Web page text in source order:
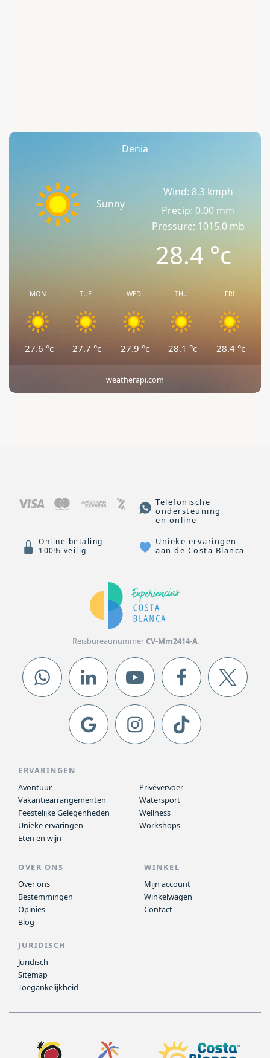
Denia
Sunny
Wind: 8.3 kmph
Precip: 0.00 mm
Pressure: 1015.0 mb
28.4°c
MON
27.6 °c
TUE
27.7 °c
WED
27.9 °c
THU
28.1 °c
FRI
28.4 °c
weatherapi.com
Telefonische
ondersteuning
en online
Online betaling
100% veilig
Unieke ervaringen
aan de Costa Blanca
ReisbureaunummerCV-Mm2414-A
ERVARINGEN
Avontuur
Vakantiearrangementen
Feestelijke Gelegenheden
Unieke ervaringen
Eten en wijn
Privévervoer
Watersport
Wellness
Workshops
OVER ONS
Over ons
Bestemmingen
Opinies
Blog
WINKEL
Mijn account
Winkelwagen
Contact
JURIDISCH
Juridisch
Sitemap
Toegankelijkheid